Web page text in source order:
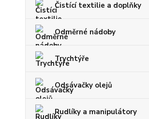
Čistící textilie a doplňky
Odměrné nádoby
Trychtýře
Odsávačky olejů
Rudlíky a manipulátory